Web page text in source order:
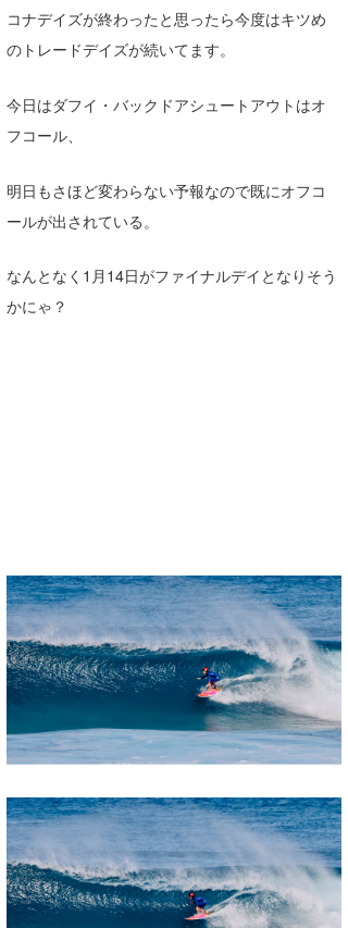
コナデイズが終わったと思ったら今度はキツめ
のトレードデイズが続いてます。
今日はダフイ・バックドアシュートアウトはオ
フコール、
明日もさほど変わらない予報なので既にオフコ
ールが出されている。
なんとなく1月14日がファイナルデイとなりそう
かにゃ？
熊谷素子
植村未来
大野”MAR”修聖
ECE
H
KOBU
MIN
YUKI☆
たっちー
ハンマー
まっきー
小川予報士
上田純子
上條将美